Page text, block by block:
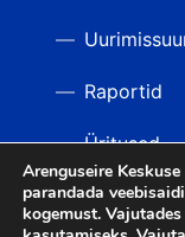
Raportid
Üritused
Videod
Arenguseire
parandada
kogemust.